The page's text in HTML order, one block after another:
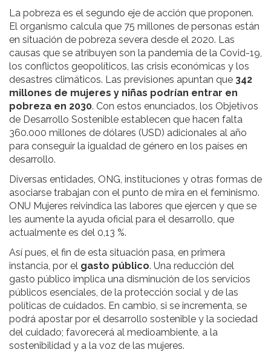
La pobreza es el segundo eje de acción que proponen.
El organismo calcula que 75 millones de personas están
en situación de pobreza severa desde el 2020. Las
causas que se atribuyen son la pandemia de la Covid-19,
los conflictos geopolíticos, las crisis económicas y los
desastres climáticos. Las previsiones apuntan que 342
millones de mujeres y niñas podrían entrar en
pobreza en 2030. Con estos enunciados, los Objetivos
de Desarrollo Sostenible establecen que hacen falta
360.000 millones de dólares (USD) adicionales al año
para conseguir la igualdad de género en los países en
desarrollo.
Diversas entidades, ONG, instituciones y otras formas de
asociarse trabajan con el punto de mira en el feminismo.
ONU Mujeres reivindica las labores que ejercen y que se
les aumente la ayuda oficial para el desarrollo, que
actualmente es del 0,13 %.
Así pues, el fin de esta situación pasa, en primera
instancia, por el gasto público. Una reducción del
gasto público implica una disminución de los servicios
públicos esenciales, de la protección social y de las
políticas de cuidados. En cambio, si se incrementa, se
podrá apostar por el desarrollo sostenible y la sociedad
del cuidado; favorecerá al medioambiente, a la
sostenibilidad y a la voz de las mujeres.